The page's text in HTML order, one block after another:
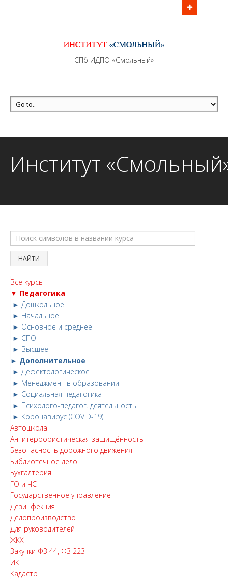
перерывов в рабочие дни с 9:00 до 21:00 МСК
MAX +7 (981) 190-30-30
mail@institutsmolnyj.ru
СПб ИДПО «Смольный»
Институт
Все курсы
▼ Педагогика
► Дошкольное
► Начальное
► Основное и среднее
► СПО
► Высшее
► Дополнительное
► Дефектологическое
► Менеджмент в образовании
► Социальная педагогика
► Психолого-педагог. деятельность
► Коронавирус (COVID-19)
Автошкола
Антитеррористическая защищённость
Безопасность дорожного движения
Библиотечное дело
Бухгалтерия
ГО и ЧС
Государственное управление
Дезинфекция
Делопроизводство
Для руководителей
ЖКХ
Закупки ФЗ 44, ФЗ 223
ИКТ
Кадастр